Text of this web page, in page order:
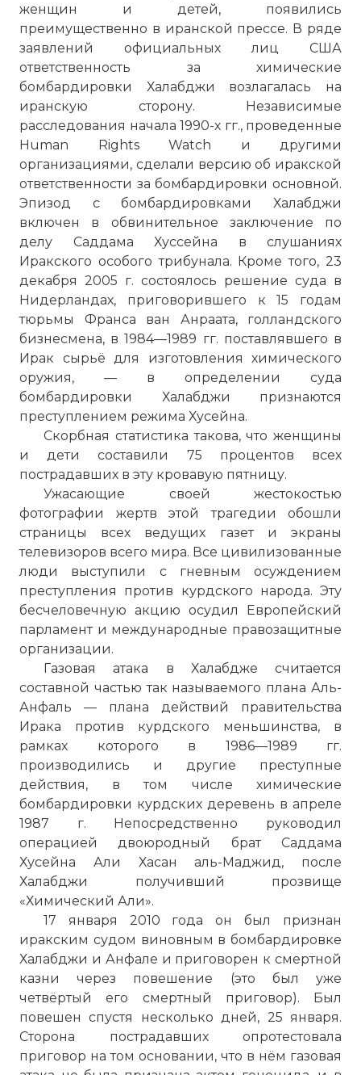
женщин и детей, появились
преимущественно в иранской прессе. В ряде
заявлений официальных лиц США
ответственность за химические
бомбардировки Халабджи возлагалась на
иранскую сторону. Независимые
расследования начала 1990-х гг., проведенные
Human Rights Watch и другими
организациями, сделали версию об иракской
ответственности за бомбардировки основной.
Эпизод с бомбардировками Халабджи
включен в обвинительное заключение по
делу Саддама Хуссейна в слушаниях
Иракского особого трибунала. Кроме того, 23
декабря 2005 г. состоялось решение суда в
Нидерландах, приговорившего к 15 годам
тюрьмы Франса ван Анраата, голландского
бизнесмена, в 1984—1989 гг. поставлявшего в
Ирак сырьё для изготовления химического
оружия, — в определении суда
бомбардировки Халабджи признаются
преступлением режима Хусейна.
Скорбная статистика такова, что женщины
и дети составили 75 процентов всех
пострадавших в эту кровавую пятницу.
Ужасающие своей жестокостью
фотографии жертв этой трагедии обошли
страницы всех ведущих газет и экраны
телевизоров всего мира. Все цивилизованные
люди выступили с гневным осуждением
преступления против курдского народа. Эту
бесчеловечную акцию осудил Европейский
парламент и международные правозащитные
организации.
Газовая атака в Халабдже считается
составной частью так называемого плана Аль-
Анфаль — плана действий правительства
Ирака против курдского меньшинства, в
рамках которого в 1986—1989 гг.
производились и другие преступные
действия, в том числе химические
бомбардировки курдских деревень в апреле
1987 г. Непосредственно руководил
операцией двоюродный брат Саддама
Хусейна Али Хасан аль-Маджид, после
Халабджи получивший прозвище
«Химический Али».
17 января 2010 года он был признан
иракским судом виновным в бомбардировке
Халабджи и Анфале и приговорен к смертной
казни через повешение (это был уже
четвёртый его смертный приговор). Был
повешен спустя несколько дней, 25 января.
Сторона пострадавших опротестовала
приговор на том основании, что в нём газовая
☓
В ряде заявлений официальных лиц
США ответственность за химические
бомбардировки Халабджи возлагалась
на иранскую сторону. Независимые
расследования начала 1990-х гг.,
проведенные Human Rights Watch и
другими организациями, сделали
версию об иракской ответственности за
бомбардировки основной.
Фото статьи: